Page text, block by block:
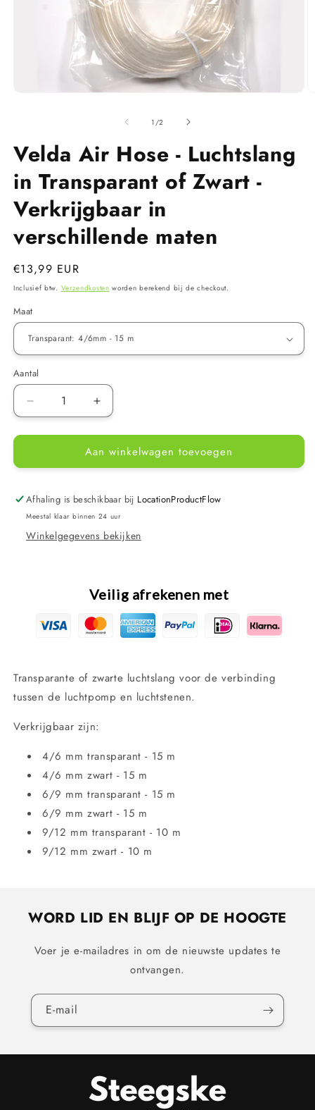
1 /van
2
Velda Air Hose - Luchtslang
in Transparant of Zwart -
Verkrijgbaar in
verschillende maten
Normale
prijs
€13,99 EUR
Inclusief btw. Verzendkosten worden berekend bij de checkout.
Maat
Aantal
Aantal
verlagen
voor
Air
-
Luchtslang
Transparant
Verkrijgbaar
verschillende
Aantal
verhogen
voor
Velda
Air
-
Luchtslang
Transparant
Verkrijgbaar
in
verschillende
Aan winkelwagen toevoegen
Afhaling is beschikbaar bij LocationProductFlow
Meestal klaar binnen 24 uur
Winkelgegevens bekijken
Veilig afrekenen met
Transparante of zwarte luchtslang voor de verbinding
tussen de luchtpomp en luchtstenen.
Verkrijgbaar zijn:
4/6 mm transparant - 15 m
4/6 mm zwart - 15 m
6/9 mm transparant - 15 m
6/9 mm zwart - 15 m
9/12 mm transparant - 10 m
9/12 mm zwart - 10 m
WORD LID EN BLIJF OP DE HOOGTE
Voer je e-mailadres in om de nieuwste updates te
ontvangen.
E‑mail